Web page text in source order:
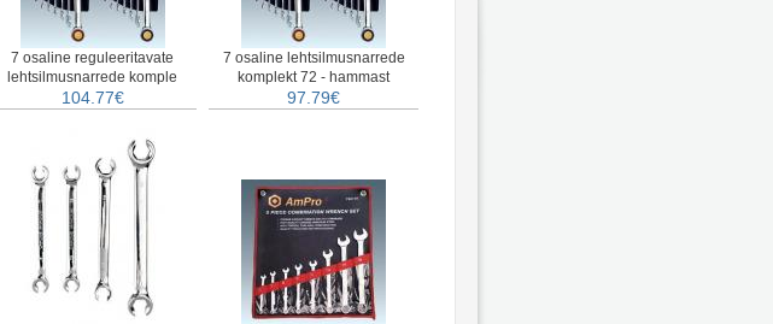
7 osaline reguleeritavate
lehtsilmusnarrede komple
104.77€
7 osaline lehtsilmusnarrede
komplekt 72 - hammast
97.79€